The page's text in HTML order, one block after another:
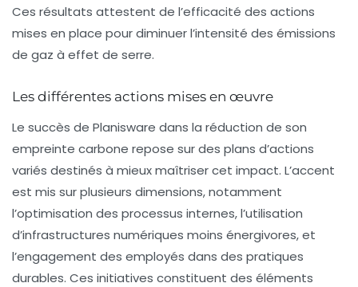
Ces résultats attestent de l’efficacité des actions
mises en place pour diminuer l’intensité des émissions
de gaz à effet de serre.
Les différentes actions mises en œuvre
Le succès de Planisware dans la réduction de son
empreinte carbone repose sur des plans d’actions
variés destinés à mieux maîtriser cet impact. L’accent
est mis sur plusieurs dimensions, notamment
l’optimisation des processus internes, l’utilisation
d’infrastructures numériques moins énergivores, et
l’engagement des employés dans des pratiques
durables. Ces initiatives constituent des éléments